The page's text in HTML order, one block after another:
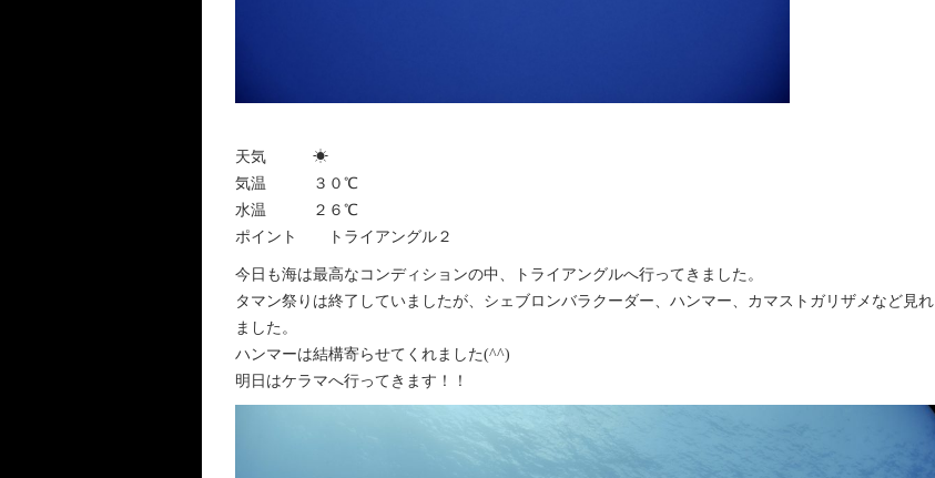
天気 ☀︎
気温 ３０℃
水温 ２６℃
ポイント トライアングル２
今日も海は最高なコンディションの中、トライアングルへ行ってきました。
タマン祭りは終了していましたが、シェブロンバラクーダー、ハンマー、カマストガリザメなど見れ
ました。
ハンマーは結構寄らせてくれました(^^)
明日はケラマへ行ってきます！！